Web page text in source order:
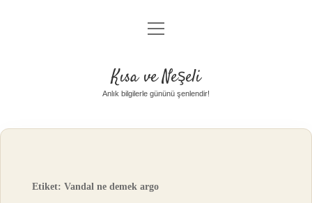
Anasayfa
Yasal Uyarı
menüyü
aç
Kısa ve Neşeli
Anlık bilgilerle gününü şenlendir!
Etiket:Vandal ne demek argo